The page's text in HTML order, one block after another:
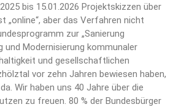
bis 15.01.2026 Projektskizzen über
„online“, aber das Verfahren nicht
zur „Sanierung
Modernisierung kommunaler
und gesellschaftlichen
vor zehn Jahren bewiesen haben,
Wir haben uns 40 Jahre über die
zu freuen. 80 % der Bundesbürger